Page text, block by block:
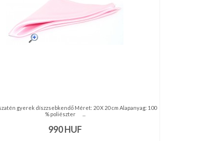
gyerek díszzsebkendő Méret: 20 X 20 cm Alapanyag: 100
% poliészter ...
990HUF